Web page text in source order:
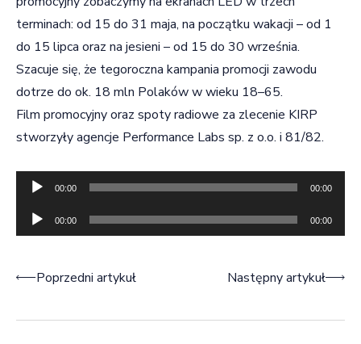
terminach: od 15 do 31 maja, na początku wakacji – od 1
do 15 lipca oraz na jesieni – od 15 do 30 września.
Szacuje się, że tegoroczna kampania promocji zawodu
dotrze do ok. 18 mln Polaków w wieku 18–65.
Film promocyjny oraz spoty radiowe za zlecenie KIRP
stworzyły agencje Performance Labs sp. z o.o. i 81/82.
Odtwarzacz
dźwiękowych
00:00 00:00
Odtwarzacz
plików
00:00 00:00
Nawigacja wpisu
Poprzedni artykuł Następny artykuł